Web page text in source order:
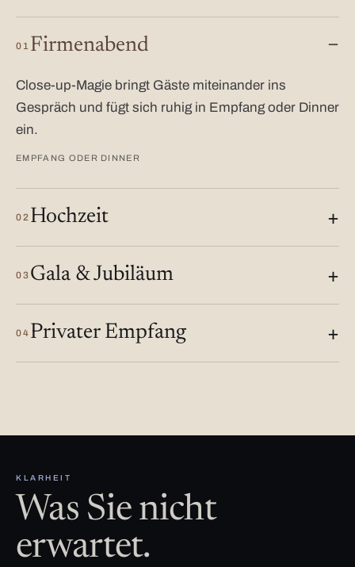
01 Firmenabend
Close-up-Magie bringt Gäste miteinander ins
Gespräch und fügt sich ruhig in Empfang oder Dinner
ein.
EMPFANG ODER DINNER
02 Hochzeit
03 Gala & Jubiläum
04 Privater Empfang
KLARHEIT
Was Sie nicht
erwartet.